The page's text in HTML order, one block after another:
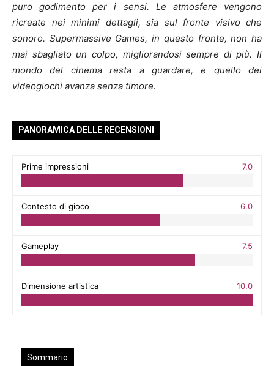
puro godimento per i sensi. Le atmosfere vengono
ricreate nei minimi dettagli, sia sul fronte visivo che
sonoro. Supermassive Games, in questo fronte, non ha
mai sbagliato un colpo, migliorandosi sempre di più. Il
mondo del cinema resta a guardare, e quello dei
videogiochi avanza senza timore.
PANORAMICA DELLE RECENSIONI
Prime impressioni 7.0
Contesto di gioco 6.0
Gameplay 7.5
Dimensione artistica 10.0
Sommario